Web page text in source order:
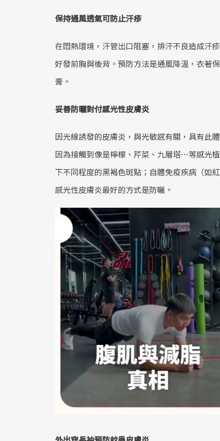
保持通風透氣可防止汗疹
在悶熱環境，汗管出口阻塞，排汗不良造成汗
好發前胸與後背。預防方法是通風降溫，衣著
膏。
妥善防曬對付感光性皮膚炎
因光線誘發的皮膚炎，與光敏感有關，具有此
因為接觸到像是檸檬、芹菜、九層塔…等感光
下不同程度的黑褐色斑點；自體免疫疾病（如
感光性皮膚炎最好的方式是防曬。